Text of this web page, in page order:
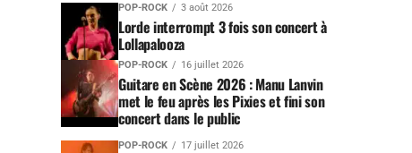
POP-ROCK 3 août 2026
Lorde interrompt 3 fois son concert à
Lollapalooza
POP-ROCK 16 juillet 2026
Guitare en Scène 2026 : Manu Lanvin
met le feu après les Pixies et fini son
concert dans le public
POP-ROCK 17 juillet 2026